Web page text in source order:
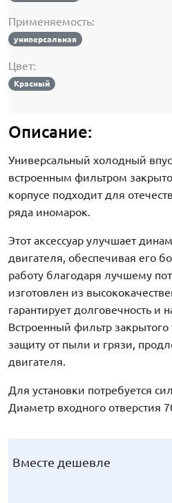
Применяемость:
универсальная
Цвет:
Красный
Описание:
Универсальный холодный
встроенным фильтром
корпусе подходит для
ряда иномарок.
Этот аксессуар улучшает
двигателя, обеспечивая его
работу благодаря лучшему
изготовлен из
гарантирует долговечность и
Встроенный фильтр закрытого
защиту от пыли и грязи,
двигателя.
Для установки потребуется
Диаметр входного отверстия
Вместе дешевле
Вместе дешевле
Вместе дешевле
Вместе дешевле
Вместе дешевле
Вместе дешевле